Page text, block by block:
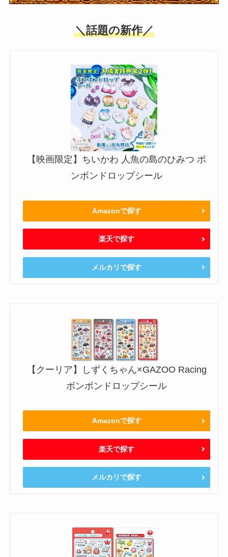
＼話題の新作／
【映画限定】ちいかわ 人魚の島のひみつ ボ
ンボンドロップシール
Amazonで探す
楽天で探す
メルカリで探す
【クーリア】しずくちゃん×GAZOO Racing
ボンボンドロップシール
Amazonで探す
楽天で探す
メルカリで探す